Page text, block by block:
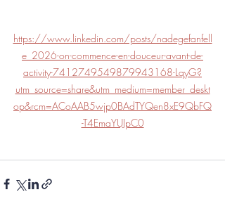
https://www.linkedin.com/posts/nadegefanfell
e_2026-on-commence-en-douceur-avant-de-
activity-7412749549879943168-LqyG?
utm_source=share&utm_medium=member_deskt
op&rcm=ACoAAB5wjp0BAdTYQen8xE9QbFQ
-T4EmaYUJpC0